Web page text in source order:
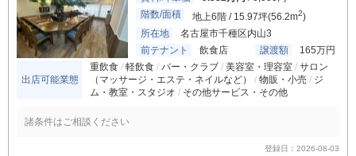
階数/面積
地上6階 / 15.97坪(56.2m2)
所在地
名古屋市千種区内山3
前テナント
飲食店 譲渡額 165万円
出店可能業態
重飲食 軽飲食 バー・クラブ 美容室・理容室
サロン
（マッサージ・エステ・ネイルなど）
物販・小売
ジ
ム・教室・スタジオ
その他サービス・その他
諸条件はご相談ください
登録日：2026-08-03